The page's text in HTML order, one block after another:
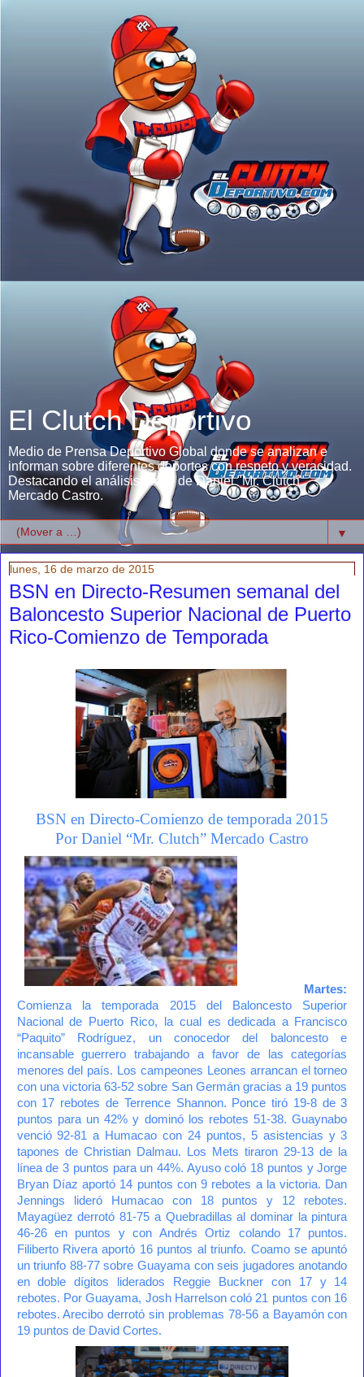
El Clutch Deportivo
Medio de Prensa Deportivo Global donde se analizan e
informan sobre diferentes deportes con respeto y veracidad.
Destacando el análisis único de Daniel "Mr. Clutch"
Mercado Castro.
▼
lunes, 16 de marzo de 2015
BSN en Directo-Resumen semanal del
Baloncesto Superior Nacional de Puerto
Rico-Comienzo de Temporada
BSN en Directo-Comienzo de temporada 2015
Por Daniel “Mr. Clutch” Mercado Castro
Martes:
Comienza la temporada 2015 del Baloncesto Superior
Nacional de Puerto Rico, la cual es dedicada a Francisco
“Paquito” Rodríguez, un conocedor del baloncesto e
incansable guerrero trabajando a favor de las categorías
menores del país. Los campeones Leones arrancan el torneo
con una victoria 63-52 sobre San Germán gracias a 19 puntos
con 17 rebotes de Terrence Shannon. Ponce tiró 19-8 de 3
puntos para un 42% y dominó los rebotes 51-38. Guaynabo
venció 92-81 a Humacao con 24 puntos, 5 asistencias y 3
tapones de Christian Dalmau. Los Mets tiraron 29-13 de la
línea de 3 puntos para un 44%. Ayuso coló 18 puntos y Jorge
Bryan Díaz aportó 14 puntos con 9 rebotes a la victoria. Dan
Jennings lideró Humacao con 18 puntos y 12 rebotes.
Mayagüez derrotó 81-75 a Quebradillas al dominar la pintura
46-26 en puntos y con Andrés Ortiz colando 17 puntos.
Filiberto Rivera aportó 16 puntos al triunfo. Coamo se apuntó
un triunfo 88-77 sobre Guayama con seis jugadores anotando
en doble dígitos liderados Reggie Buckner con 17 y 14
rebotes. Por Guayama, Josh Harrelson coló 21 puntos con 16
rebotes. Arecibo derrotó sin problemas 78-56 a Bayamón con
19 puntos de David Cortes.